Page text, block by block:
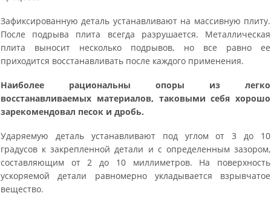
Зафиксированную деталь устанавливают на массивную плиту.
После подрыва плита всегда разрушается. Металлическая
плита выносит несколько подрывов, но все равно ее
приходится восстанавливать после каждого применения.
Наиболее рациональны опоры из легко
восстанавливаемых материалов, таковыми себя хорошо
зарекомендовал песок и дробь.
Ударяемую деталь устанавливают под углом от 3 до 10
градусов к закрепленной детали и с определенным зазором,
составляющим от 2 до 10 миллиметров. На поверхность
ускоряемой детали равномерно укладывается взрывчатое
вещество.